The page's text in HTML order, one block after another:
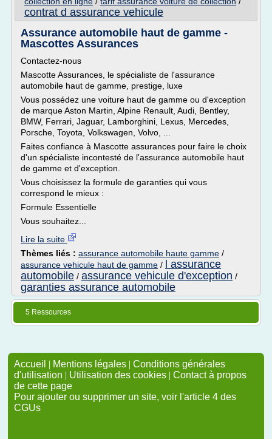
contrat d assurance vehicule
Assurance automobile haut de gamme -
Mascottes Assurances
Contactez-nous
Mascotte Assurances, le spécialiste de l'assurance
automobile haut de gamme, prestige, luxe
Vous possédez une voiture haut de gamme ou d'exception
de marque Aston Martin, Alpine Renault, Audi, Bentley,
BMW, Ferrari, Jaguar, Lamborghini, Lexus, Mercedes,
Porsche, Toyota, Volkswagen, Volvo, ...
Faites confiance à Mascotte assurances pour faire le choix
d'un spécialiste incontesté de l'assurance automobile haut
de gamme et d'exception.
Vous choisissez la formule de garanties qui vous
correspond le mieux :
Formule Essentielle
Vous souhaitez...
Lire la suite
Thèmes liés : assurance automobile haute gamme /
assurance vehicule haut de gamme /
l assurance
automobile / assurance vehicule d'exception /
garanties assurance automobile
5 Ressources
Accueil | Mentions légales | Conditions générales
d'utilisation | Utilisation des cookies | Contact à propos
de cette page
Pour ajouter ou supprimer un site, voir l'article 4 des
CGUs